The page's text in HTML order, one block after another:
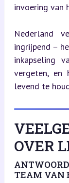
invoering van
Nederland
ingrijpend –
inkapseling
vergeten,
levend te
OVER
TEAM VAN